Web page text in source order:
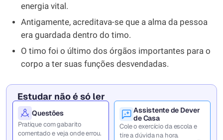
energia vital.
Antigamente, acreditava-se que a alma da pessoa
era guardada dentro do timo.
O timo foi o último dos órgãos importantes para o
corpo a ter suas funções desvendadas.
Estudar não é só ler
Questões
Pratique com gabarito
comentado e veja onde errou.
Assistente de Dever
de Casa
Cole o exercício da escola e
tire a dúvida na hora.